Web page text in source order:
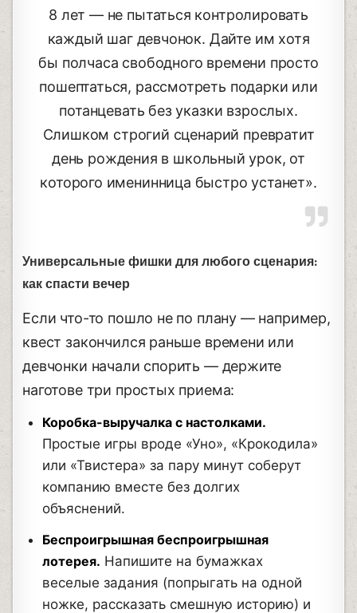
8 лет — не пытаться контролировать
каждый шаг девчонок. Дайте им хотя
бы полчаса свободного времени просто
пошептаться, рассмотреть подарки или
потанцевать без указки взрослых.
Слишком строгий сценарий превратит
день рождения в школьный урок, от
которого именинница быстро устанет».
Универсальные фишки для любого сценария:
как спасти вечер
Если что-то пошло не по плану — например,
квест закончился раньше времени или
девчонки начали спорить — держите
наготове три простых приема:
Коробка-выручалка с настолками.
Простые игры вроде «Уно», «Крокодила»
или «Твистера» за пару минут соберут
компанию вместе без долгих
объяснений.
Беспроигрышная беспроигрышная
лотерея. Напишите на бумажках
веселые задания (попрыгать на одной
ножке, рассказать смешную историю) и